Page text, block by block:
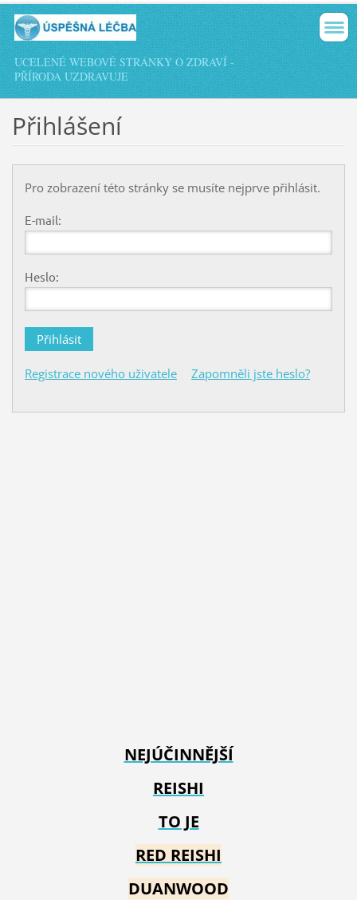
UCELENÉ WEBOVÉ STRÁNKY O ZDRAVÍ -
PŘÍRODA UZDRAVUJE
Přihlášení
Pro zobrazení této stránky se musíte nejprve přihlásit.
E-mail:
Heslo:
Registrace nového uživatele Zapomněli jste heslo?
NEJÚČINNĚJŠÍ
REISHI
TO JE
RED REISHI
DUANWOOD